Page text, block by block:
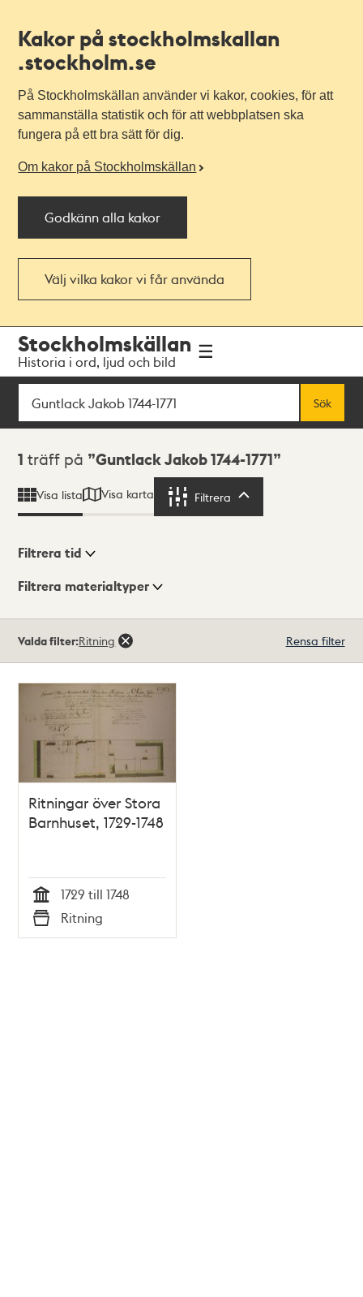
Kakor på stockholmskallan
.stockholm.se
På Stockholmskällan använder vi kakor, cookies, för att
sammanställa statistik och för att webbplatsen ska
fungera på ett bra sätt för dig.
Om kakor på Stockholmskällan
Godkänn alla kakor
Välj vilka kakor vi får använda
navigationen
huvudinnehållet
Stockholmskällan
Historia i ord, ljud och bild
Sök
Sök
Sökresultat
1 träff på Guntlack Jakob 1744-1771
Visa lista Visa karta Filtrera
Visningsläge
Filtrera tid
Filtrera materialtyper
träffar
Valda filter:Ritning Rensa filter
Ritningar över Stora
Barnhuset, 1729-1748
Tid
1729 till 1748
Typ
Ritning